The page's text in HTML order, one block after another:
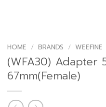
HOME / BRANDS / WEEFINE
(WFA30) Adapter
67mm(Female)